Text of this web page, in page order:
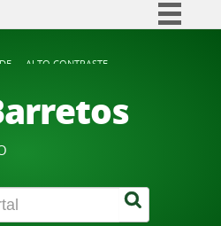
Participe
Acesso à informação
Canais
ALTO CONTRASTE